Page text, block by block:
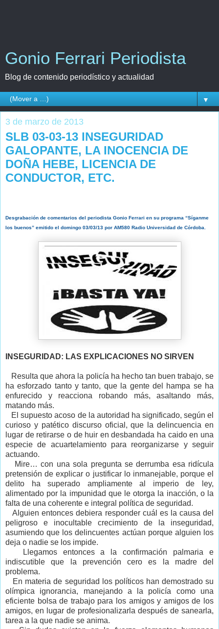
Gonio Ferrari Periodista
Blog de contenido periodístico y actualidad
▼
3 de marzo de 2013
SLB 03-03-13 INSEGURIDAD
GALOPANTE, LA INOCENCIA DE
DOÑA HEBE, LICENCIA DE
CONDUCTOR, ETC.
Desgrabación de comentarios del periodista Gonio Ferrari en su programa “Síganme
los buenos” emitido el domingo 03/03/13 por AM580 Radio Universidad de Córdoba
INSEGURIDAD: LAS EXPLICACIONES NO SIRVEN
Resulta que ahora la policía ha hecho tan buen trabajo, se
ha esforzado tanto y tanto, que la gente del hampa se ha
enfurecido y reacciona robando más, asaltando más,
matando más.
El supuesto acoso de la autoridad ha significado, según el
curioso y patético discurso oficial, que la delincuencia en
lugar de retirarse o de huir en desbandada ha caido en una
especie de acuartelamiento para reorganizarse y seguir
actuando.
Mire… con una sola pregunta se derrumba esa ridícula
pretensión de explicar o justificar lo inmanejable, porque el
delito ha superado ampliamente al imperio de ley,
alimentado por la impunidad que le otorga la inacción, o la
falta de una coherente e integral política de seguridad.
Alguien entonces debiera responder cuál es la causa del
peligroso e inocultable crecimiento de la inseguridad,
asumiendo que los delincuentes actúan porque alguien los
deja o nadie se los impide.
Llegamos entonces a la confirmación palmaria e
indiscutible que la prevención cero es la madre del
problema.
En materia de seguridad los políticos han demostrado su
olímpica ignorancia, manejando a la policía como una
eficiente bolsa de trabajo para los amigos y amigos de los
amigos, en lugar de profesionalizarla después de sanearla,
tarea a la que nadie se anima.